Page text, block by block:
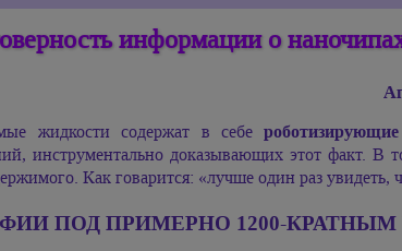
информации о
жидкости содержат в себероботизирующие
инструментально доказывающих этот факт. В
Как говарится: «лучше один раз увидеть,
ПОД ПРИМЕРНО 1200-